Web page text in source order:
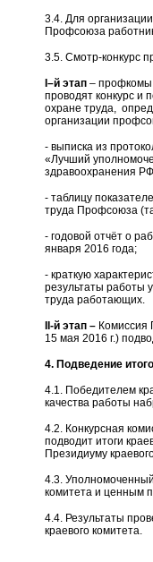
3.4. Для
Профсоюза
3.5. Смотр-конкурс
I–й этап – профкомы
проводят конкурс и
охране труда,
организации
- выписка из
«Лучший
здравоохранения
- таблицу
труда Профсоюза
- годовой отчёт о
января 2016 года;
- краткую
результаты работы
труда работающих.
II-й этап – Комиссия
15 мая 2016 г.)
4. Подведение
4.1. Победителем
качества работы
4.2. Конкурсная
подводит итоги
Президиуму
4.3.
комитета и ценным
4.4. Результаты
краевого комитета.